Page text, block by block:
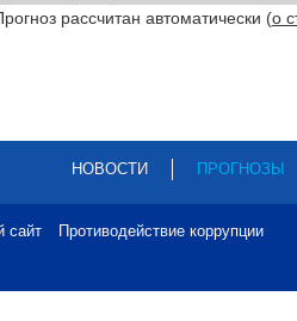
рассчитан автоматически (о
НОВОСТИ ПРОГНОЗЫ
сайт Противодействие коррупции